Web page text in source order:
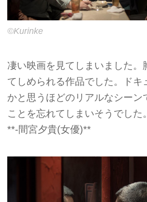
©Kurinke
凄い映画を見てしまいました。
てしめられる作品でした。ドキ
かと思うほどのリアルなシーン
ことを忘れてしまいそうでした。
**-間宮夕貴(女優)**